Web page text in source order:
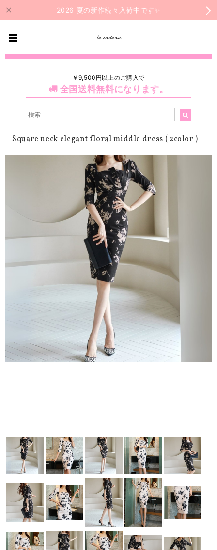
2026 夏の新作続々入荷中です✨
le cadeau
￥9,500円以上のご購入で
全国送料無料になります。
Square neck elegant floral middle dress ( 2color )